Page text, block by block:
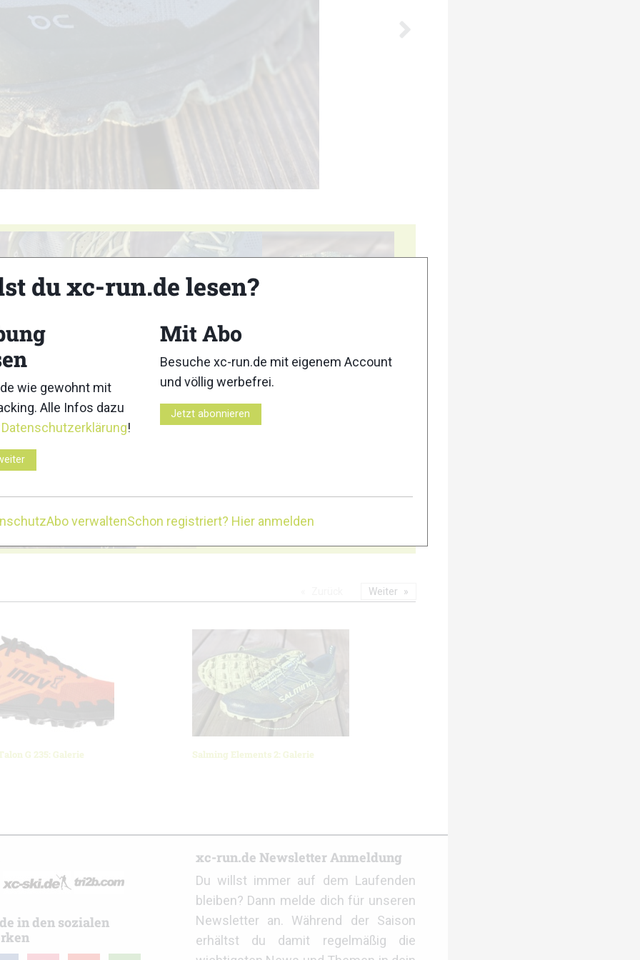
4
8
G 235: Galerie Salming Elements 2: Galerie
Weiter
in den sozialen
xc-run.de Newsletter Anmeldung
Du willst immer auf dem Laufenden
bleiben? Dann melde dich für unseren
Newsletter an. Während der Saison
erhältst du damit regelmäßig die
du xc-run.de lesen?
wie gewohnt mit
Alle Infos dazu
Datenschutzerklärung!
Mit Abo
Besuche xc-run.de mit eigenem Account
und völlig werbefrei.
Jetzt abonnieren
Abo verwaltenSchon registriert? Hier anmelden